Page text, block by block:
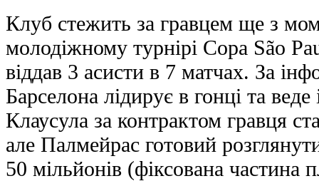
Клуб стежить за гравцем ще з
молодіжному турнірі Copa São
віддав 3 асисти в 7 матчах. За
Барселона лідирує в гонці та
Клаусула за контрактом гравця
але Палмейрас готовий
50 мільйонів (фіксована частина